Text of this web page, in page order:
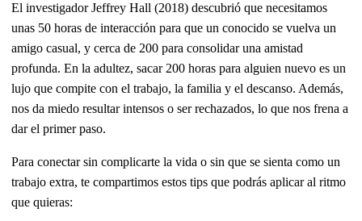
El investigador Jeffrey Hall (2018) descubrió que necesitamos
unas 50 horas de interacción para que un conocido se vuelva un
amigo casual, y cerca de 200 para consolidar una amistad
profunda. En la adultez, sacar 200 horas para alguien nuevo es un
lujo que compite con el trabajo, la familia y el descanso. Además,
nos da miedo resultar intensos o ser rechazados, lo que nos frena a
dar el primer paso.
Para conectar sin complicarte la vida o sin que se sienta como un
trabajo extra, te compartimos estos tips que podrás aplicar al ritmo
que quieras: